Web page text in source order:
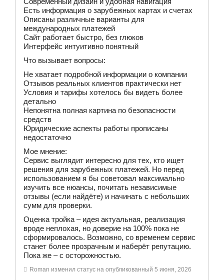
Есть информация о зарубежных картах и счетах
Описаны различные варианты для
международных платежей
Сайт работает быстро, без глюков
Интерфейс интуитивно понятный
Что вызывает вопросы:
Не хватает подробной информации о компании
Отзывов реальных клиентов практически нет
Условия и тарифы хотелось бы видеть более
детально
Непонятна полная картина по безопасности
средств
Юридические аспекты работы прописаны
недостаточно
Мое мнение:
Сервис выглядит интересно для тех, кто ищет
решения для зарубежных платежей. Но перед
использованием я бы советовал максимально
изучить все нюансы, почитать независимые
отзывы (если найдёте) и начинать с небольших
сумм для проверки.
Оценка тройка – идея актуальная, реализация
вроде неплохая, но доверие на 100% пока не
сформировалось. Возможно, со временем сервис
станет более прозрачным и наберёт репутацию.
Пока же – с осторожностью.
Roman изменил статус на опубликованный 5 июня, 2026